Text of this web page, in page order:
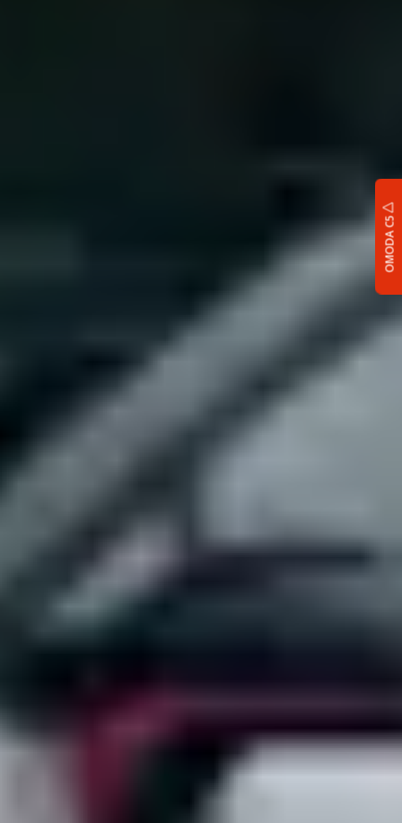
OMODA C5